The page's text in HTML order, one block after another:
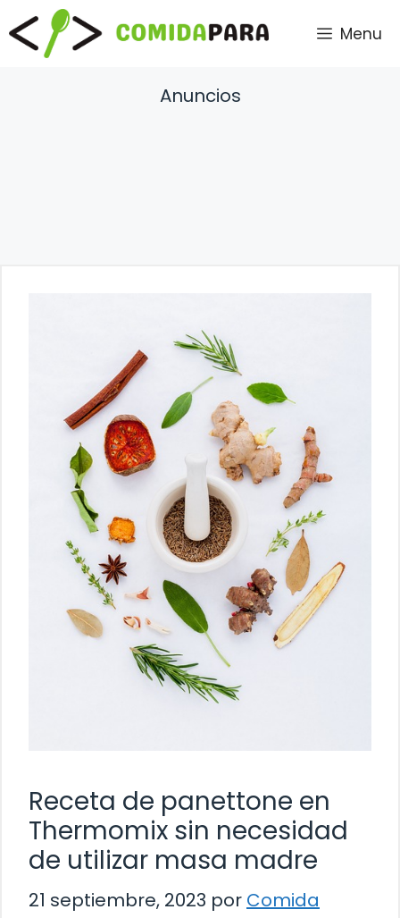
Saltar
al
contenido
Menu
Anuncios
Receta de panettone en
Thermomix sin necesidad
de utilizar masa madre
21 septiembre, 2023 por Comida